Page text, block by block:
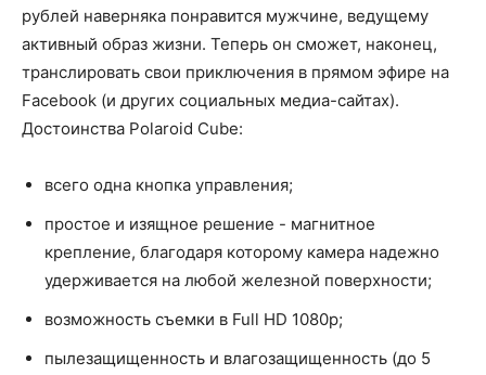
рублей наверняка понравится мужчине, ведущему
активный образ жизни. Теперь он сможет, наконец,
транслировать свои приключения в прямом эфире на
Facebook (и других социальных медиа-сайтах).
Достоинства Polaroid Cube:
всего одна кнопка управления;
простое и изящное решение - магнитное
крепление, благодаря которому камера надежно
удерживается на любой железной поверхности;
возможность съемки в Full HD 1080p;
пылезащищенность и влагозащищенность (до 5